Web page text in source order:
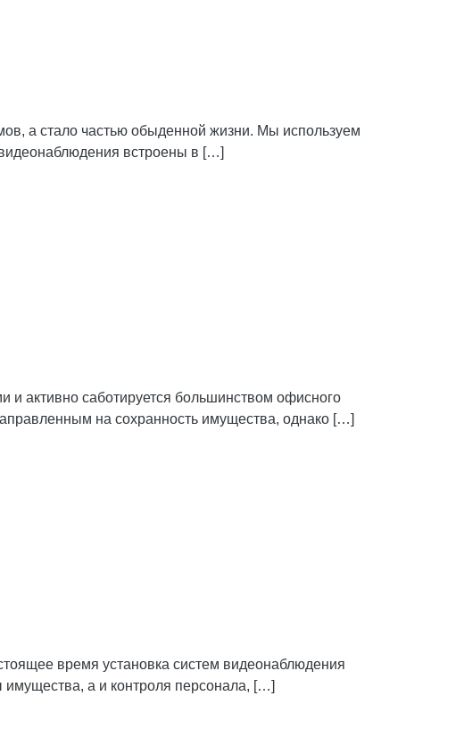
а стало частью обыденной жизни. Мы используем
встроены в […]
и активно саботируется большинством офисного
на сохранность имущества, однако […]
время установка систем видеонаблюдения
имущества, а и контроля персонала, […]